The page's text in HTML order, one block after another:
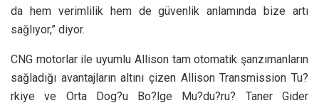
da hem verimlilik hem de güvenlik anlamında bize artı
sağlıyor,” diyor.
CNG motorlar ile uyumlu Allison tam otomatik şanzımanların
sağladığı avantajların altını çizen Allison Transmission Tu?
rkiye ve Orta Dog?u Bo?lge Mu?du?ru? Taner Gider